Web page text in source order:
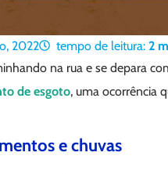
2022 tempo de leitura: 2
na rua e se depara
de esgoto, uma ocorrência
e chuvas